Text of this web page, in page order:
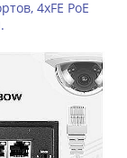
4xFE PoE